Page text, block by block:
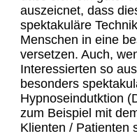
auszeicnet, dass
spektakuläre
Menschen in eine
versetzen. Auch,
Interessierten so
besonders
Hypnoseindutktion
zum Beispiel mit
Klienten / Patienten